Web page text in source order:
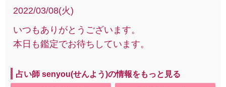
2022/03/08(火)
いつもありがとうございます。
本日も鑑定でお待ちしています。
占い師 senyou(せんよう)の情報をもっと見る